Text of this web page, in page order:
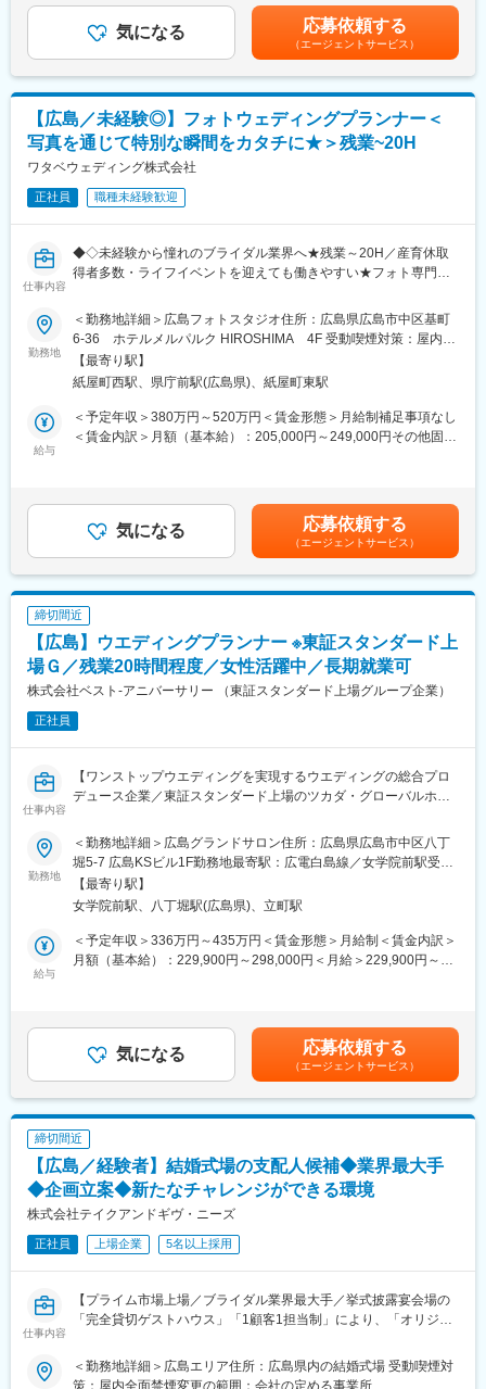
当社は利益率の高い事業を成長ドライバーとし、グループ全体の
収益拡大。ウェディング事業は、キャッシュカウとしての収益を
維持しながら市場シェア拡大中。ホテル事業は、高いデザイン性
に加え、サステナビリティ活動をホテル運営に取り入れるなど、
独自性の高い付加価値を持った「ブティックホテル」市場の創出
を目指しています。
変更の範囲：会社の定める業務
フォトウエディングを挙げられる新郎新婦様のヘアメイクや衣装
フィッティングをお任せいたします。
当社式場内での撮影に加えて、周辺でのロケーション撮影の同行
・メイクアップ
・ドレスフィッティング
・婚礼衣装着付け（和装垢含む）
・その他店舗運営に関わる事務作業
■採用背景：
「ザ・リバーサイドテラス広島ツリーズスクエア」にてウェディ
ングフォト事業を推進することとなり、新たにスタッフを募集す
ることとなりました。新郎新婦のヘアメイク、着付けまでを一貫
してお任せいたします。
■「ザ・リバーサイドテラス広島ツリーズスクエア」について：
舟入幸町駅まで徒歩5分で街中にありながら非日常を感じられる、
自然と調和した上質なおもてなしを提供するゲストハウスのウェ
ディング会場です。
で、新郎新婦のおふたりらしい想いを形にできる特別なウエディ
ングステージです。
「OPEN DOORS!!」の理念の元、ブライダルマーケットで常に時
代を捉え、一歩先を行くサービスを創出してきました。
◎「楽しくなければ、やったところで知れたもの」という指針の
もと、メンバー全員が夢中になって仕事に取り組み、自分や組織
の成長を楽しむ、そうした私たちの想いと情熱を、共有できる人
材をお待ちしております。
変更の範囲：会社の定める業務
給与補足＞■基本給：年齢・経験・能力を考慮し決定いたします。
■賞与:年2回（6月、12月）、決算賞与（1月※前年度業績により支
給することあり）■昇給:年1回（7月 ）賃金はあくまでも目安の金
額であり、選考を通じて上下する可能性があります。月給(月額)は
固定手当を含めた表記です。
気になる 応募依頼する
（エージェントサービス）
【広島／未経験◎】フォトウェディングプランナー＜
写真を通じて特別な瞬間をカタチに★＞残業~20H
ワタベウェディング株式会社
正社員 職種未経験歓迎
仕事内容
◆◇未経験から憧れのブライダル業界へ★残業～20H／産育休取
得者多数・ライフイベントを迎えても働きやすい★フォト専門の
■仕事内容：
自社運営のフォトウェディングスタジオにて、結婚式の前撮り撮
影やフォトウェディングをご希望のお客様に、プランやアルバム
などの商品提案、ウェディングドレスなど衣裳のご案内、写真選
び等をお任せします。
＜具体的には＞
・成約事務手続き
・衣裳合わせ・オプション相談
・撮影当日のブリーフィング、撮影後の写真選び、精算（美容着
＜例えばこんな撮影をご提案します＞
・国内ロケーションフォト
・スタジオフォト
・アニバーサリーフォト 等
現在、フォトウェディングに「オリジナリティ」を求めているお
客様が増えているため、まずは「どんな写真にしたいか」という
取りながら最高の瞬間を切り取り、「写真」というカタチに残し
て差し上げるやりがいがあります。
●キャリアの可能性●
ップの機会は豊富です。さらにグループ企業各社で旅行、衣裳、
ホテルなど多彩な事業を展開している当社。ご本人の志向に応じ
残業代は全額実費支給で、メリハリをつけて働く風土です。
また、常に30名程の社員が産育休取得中。復帰前提での産育休の
時短勤務制度を利用しながら、長く働けるよう人事制度を設けて
います。
※時短勤務制度は、当社ご入社後に産育休を取得された方が対象で
す。
■魅力
期間限定で海外勤務経験ができるトレーニー制度や、自ら異動希
望が出せるジョブチャレンジ制度等、様々な研修・制度を用意
変更の範囲：弊社が指定する会社内のすべての業務に変更するこ
勤務地
＜勤務地詳細＞広島フォトスタジオ住所：広島県広島市中区基町
6-36 ホテルメルパルク HIROSHIMA 4F 受動喫煙対策：屋内全
面禁煙変更の範囲：会社の定める事業所
【最寄り駅】
紙屋町西駅、県庁前駅(広島県)、紙屋町東駅
給与
＜予定年収＞380万円～520万円＜賃金形態＞月給制補足事項なし
＜賃金内訳＞月額（基本給）：205,000円～249,000円その他固定
う転勤有）も含みます。※転居無の働き方もあり、希望により選択
可。（転勤無の場合は手当支給はございませんので、ご留意くだ
さい。）※選考を通じて総合的に判断した結果、想定給与から前後
する可能性がございます。賃金はあくまでも目安の金額であり、
選考を通じて上下する可能性があります。月給(月額)は固定手当を
含めた表記です。
気になる 応募依頼する
（エージェントサービス）
締切間近
【広島】ウエディングプランナー ※東証スタンダード上
場Ｇ／残業20時間程度／女性活躍中／長期就業可
株式会社ベスト‐アニバーサリー （東証スタンダード上場グループ企業）
正社員
仕事内容
【ワンストップウエディングを実現するウエディングの総合プロ
デュース企業／東証スタンダード上場のツカダ・グローバルホー
店舗・サロンで新規のお客様をご案内～成約までお任せ致しま
す。
（変更の範囲：会社の定める業務）
■具体的な業務内容：
（1）当社運営・提携先の式場のご案内
◆成約後の打ち合わせ
どんな結婚式がしたいかお伺いをしながら、結婚式のより詳細な
企画を提案し具体的にプランニングします。
・お料理のコース
・招待状のデザイン
・式の演出
なども含めてプログラムを一緒に考えます。
※まずは、いずれかを担当していただきますが、ゆくゆくすべての
ーズナブルな結婚式。
・家族挙式：家族・少人数で祝うアットホームなウェディング。
・海外挙式：当社の売上約50%を占める海外ウェディング。新婚
旅行や帰国後パーティーのご提案も。
勤務地
＜勤務地詳細＞広島グランドサロン住所：広島県広島市中区八丁
堀5-7 広島KSビル1F勤務地最寄駅：広電白島線／女学院前駅受動
喫煙対策：屋内全面禁煙変更の範囲：本文参照
【最寄り駅】
女学院前駅、八丁堀駅(広島県)、立町駅
給与
＜予定年収＞336万円～435万円＜賃金形態＞月給制＜賃金内訳＞
月額（基本給）：229,900円～298,000円＜月給＞229,900円～
下する可能性があります。月給(月額)は固定手当を含めた表記で
す。
気になる 応募依頼する
（エージェントサービス）
締切間近
【広島／経験者】結婚式場の支配人候補◆業界最大手
◆企画立案◆新たなチャレンジができる環境
株式会社テイクアンドギヴ・ニーズ
正社員 上場企業 5名以上採用
仕事内容
【プライム市場上場／ブライダル業界最大手／挙式披露宴会場の
「完全貸切ゲストハウス」「1顧客1担当制」により、「オリジナ
ご入社後は3－6か月程、支配人候補研修（座学や現場研修など）
を受けて頂き、支配人に着任していただきます。
＜勤務地詳細＞広島エリア住所：広島県内の結婚式場 受動喫煙対
策：屋内全面禁煙変更の範囲：会社の定める事業所